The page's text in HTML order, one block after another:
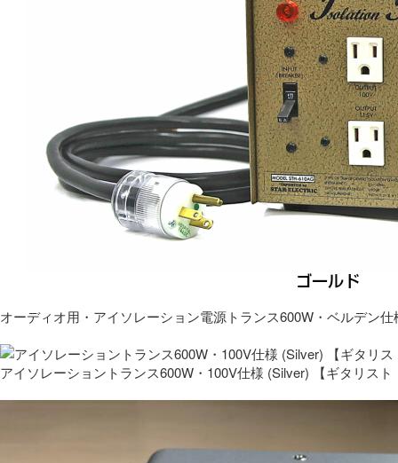
オーディオ用・アイソレーション電源トランス600W・ベルデン仕
アイソレーショントランス600W・100V仕様 (Silver) 【ギタリス